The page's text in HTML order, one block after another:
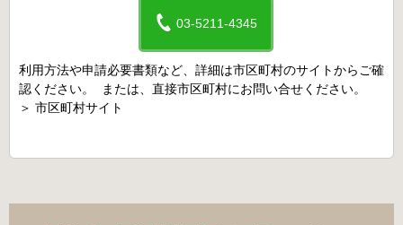
03-5211-4345
利用方法や申請必要書類など、詳細は市区町村のサイトからご確
認ください。 または、直接市区町村にお問い合せください。
＞ 市区町村サイト